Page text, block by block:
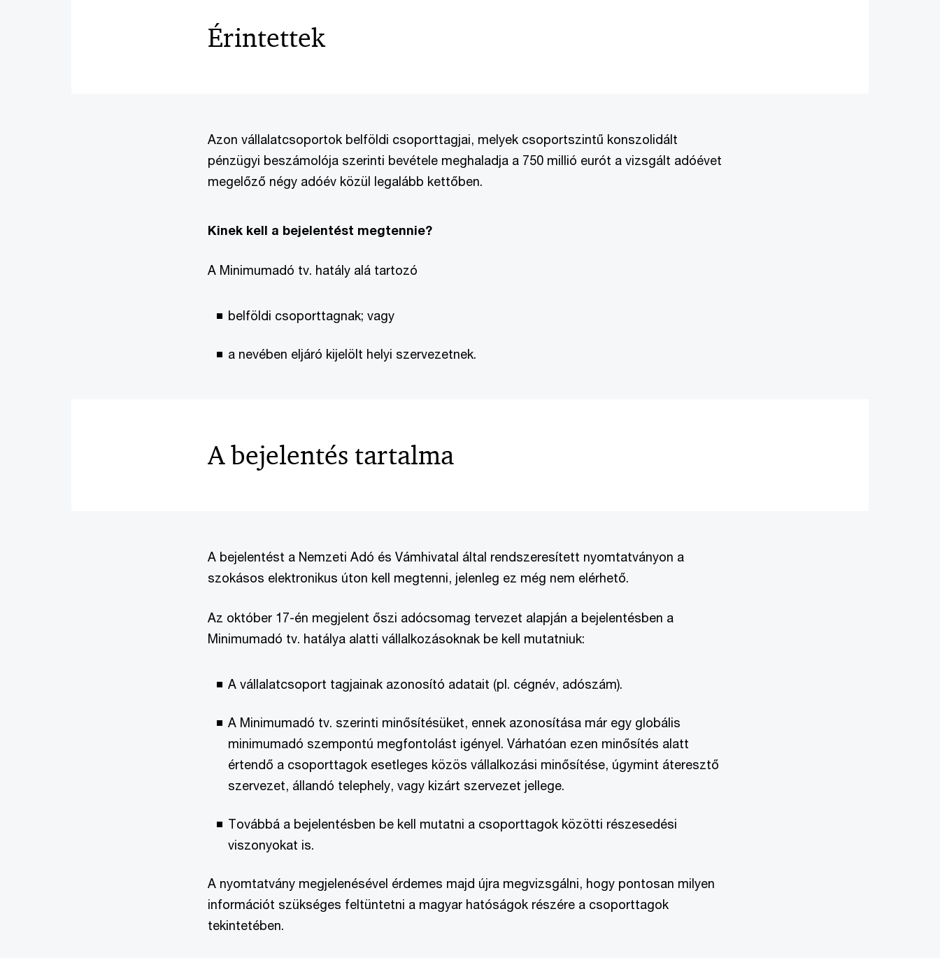
Érintettek
Azon vállalatcsoportok belföldi csoporttagjai, melyek csoportszintű konszolidált
pénzügyi beszámolója szerinti bevétele meghaladja a 750 millió eurót a vizsgált adóévet
megelőző négy adóév közül legalább kettőben.
Kinek kell a bejelentést megtennie?
A Minimumadó tv. hatály alá tartozó
belföldi csoporttagnak; vagy
a nevében eljáró kijelölt helyi szervezetnek.
A bejelentés tartalma
A bejelentést a Nemzeti Adó és Vámhivatal által rendszeresített nyomtatványon a
szokásos elektronikus úton kell megtenni, jelenleg ez még nem elérhető.
Az október 17-én megjelent őszi adócsomag tervezet alapján a bejelentésben a
Minimumadó tv. hatálya alatti vállalkozásoknak be kell mutatniuk:
A vállalatcsoport tagjainak azonosító adatait (pl. cégnév, adószám).
A Minimumadó tv. szerinti minősítésüket, ennek azonosítása már egy globális
minimumadó szempontú megfontolást igényel. Várhatóan ezen minősítés alatt
értendő a csoporttagok esetleges közös vállalkozási minősítése, úgymint áteresztő
szervezet, állandó telephely, vagy kizárt szervezet jellege.
Továbbá a bejelentésben be kell mutatni a csoporttagok közötti részesedési
viszonyokat is.
A nyomtatvány megjelenésével érdemes majd újra megvizsgálni, hogy pontosan milyen
információt szükséges feltüntetni a magyar hatóságok részére a csoporttagok
tekintetében.